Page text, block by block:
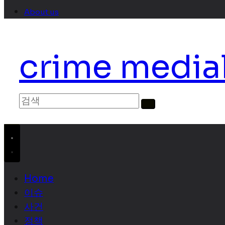
About us
crime
Home
이슈
사건
정책